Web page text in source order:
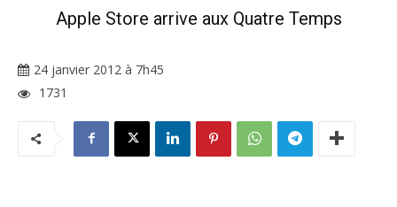
Apple Store arrive aux Quatre Temps
24 janvier 2012 à 7h45
1731